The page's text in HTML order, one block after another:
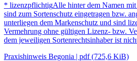
* lizenzpflichtigAlle hinter dem Namen
sind zum Sortenschutz eingetragen bzw.
unterliegen dem Markenschutz und sind
Vermehrung ohne gültigen Lizenz- bzw.
dem jeweiligen Sortenrechtsinhaber ist
Praxishinweis Begonia | pdf (725,6 KiB)